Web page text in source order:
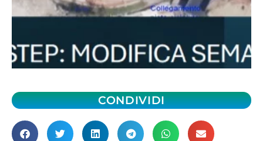
CONDIVIDI